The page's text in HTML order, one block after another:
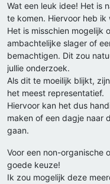
Wat een leuk idee! Het is
te komen. Hiervoor heb ik
Het is misschien mogelijk
ambachtelijke slager of
bemachtigen. Dit zou
jullie onderzoek.
Als dit te moeilijk blijkt,
het meest representatief.
Hiervoor kan het dus
maken of een dagje naar
gaan.
Voor een non-organische
goede keuze!
Ik zou mogelijk deze